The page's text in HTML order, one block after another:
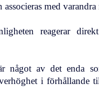
med varandra
reagerar
något av det enda
i förhållande